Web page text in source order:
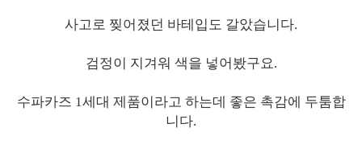
사고로 찢어졌던 바테입도 갈았습니다.
검정이 지겨워 색을 넣어봤구요.
수파카즈 1세대 제품이라고 하는데 좋은 촉감에 두툼합
니다.